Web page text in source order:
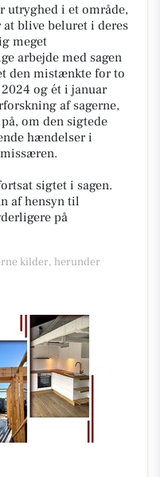
utryghed i et område,
at blive beluret i deres
meget
arbejde med sagen
den mistænkte for to
og ét i januar
af sagerne,
om den sigtede
hændelser i
sigtet i sagen.
af hensyn til
på
kilder, herunder